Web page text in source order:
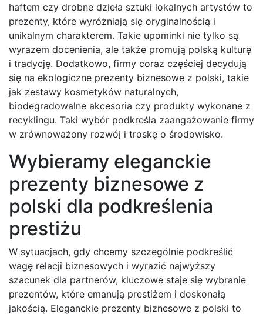
haftem czy drobne dzieła sztuki lokalnych artystów to
prezenty, które wyróżniają się oryginalnością i
unikalnym charakterem. Takie upominki nie tylko są
wyrazem docenienia, ale także promują polską kulturę
i tradycję. Dodatkowo, firmy coraz częściej decydują
się na ekologiczne prezenty biznesowe z polski, takie
jak zestawy kosmetyków naturalnych,
biodegradowalne akcesoria czy produkty wykonane z
recyklingu. Taki wybór podkreśla zaangażowanie firmy
w zrównoważony rozwój i troskę o środowisko.
Wybieramy eleganckie
prezenty biznesowe z
polski dla podkreślenia
prestiżu
W sytuacjach, gdy chcemy szczególnie podkreślić
wagę relacji biznesowych i wyrazić najwyższy
szacunek dla partnerów, kluczowe staje się wybranie
prezentów, które emanują prestiżem i doskonałą
jakością. Eleganckie prezenty biznesowe z polski to